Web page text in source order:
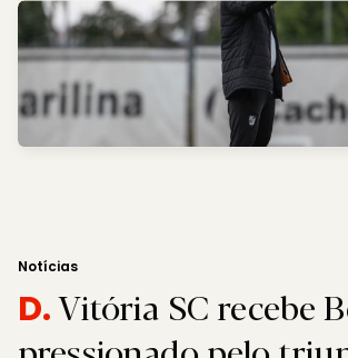
Notícias
D.Vitória SC recebe